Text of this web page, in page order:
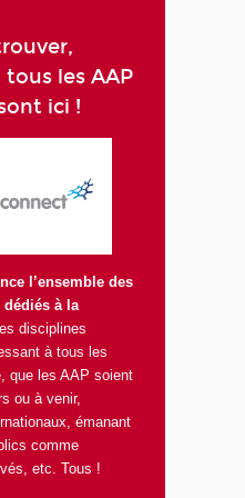
les AAP
ici !
l’ensemble des
dédiés à la
disciplines
à tous les
que les AAP soient
ou à venir,
émanant
comme
etc. Tous !